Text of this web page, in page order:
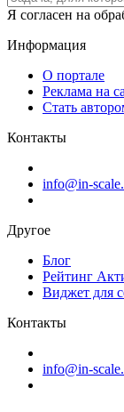
Я согласен на
Информация
О портале
Реклама на
Стать
Контакты
info@in-
Другое
Блог
Рейтинг
Виджет для
Контакты
info@in-